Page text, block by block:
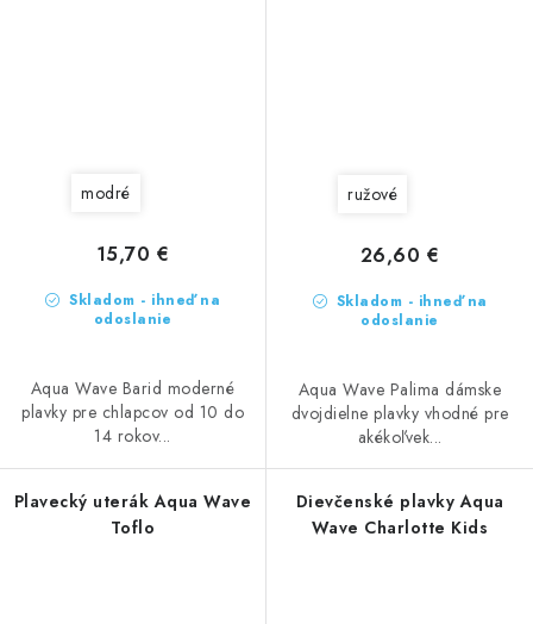
modré
Skladom - ihneď na
odoslanie
15,70 €
Aqua Wave Barid moderné
plavky pre chlapcov od 10 do
14 rokov...
ružové
Skladom - ihneď na
odoslanie
26,60 €
Aqua Wave Palima dámske
dvojdielne plavky vhodné pre
akékoľvek...
Plavecký uterák Aqua Wave
Toflo
Dievčenské plavky Aqua
Wave Charlotte Kids